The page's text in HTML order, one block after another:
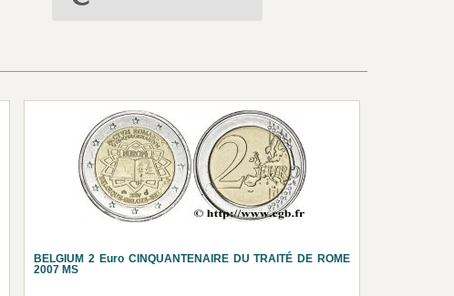
BELGIUM 2 Euro CINQUANTENAIRE DU TRAITÉ DE ROME
2007 MS